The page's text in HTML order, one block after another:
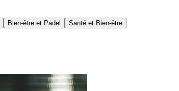
Bien-être et Padel Santé et Bien-être